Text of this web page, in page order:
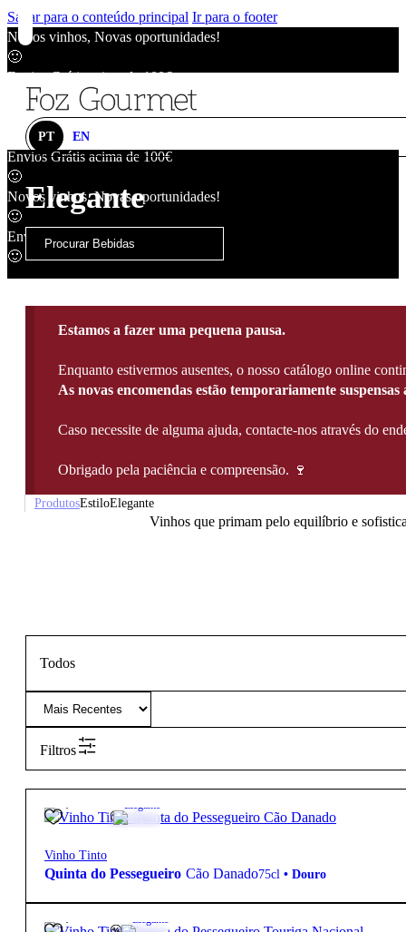
Saltar para o conteúdo principal Ir para o footer
Novos vinhos, Novas oportunidades!
🙂
Envios Grátis acima de 100€
Novos vinhos, Novas oportunidades!
Envios Grátis acima de 100€
🙂
Novos vinhos, Novas oportunidades!
🙂
Envios Grátis acima de 100€
🙂
PT EN
Elegante
Estamos a fazer uma pequena pausa.
Enquanto estivermos ausentes, o nosso catálogo online
As novas encomendas estão temporariamente suspensas
Caso necessite de alguma ajuda, contacte-nos através do
Obrigado pela paciência e compreensão. 🍷
ProdutosEstiloElegante
Vinhos que primam pelo equilíbrio e
Todos
Filtros
31,15€ Elegante
Vinho Tinto
Quinta do Pessegueiro Cão Danado75cl • Douro
31,15€ Elegante